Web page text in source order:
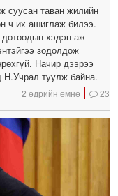
суусан таван жилийн
ч их ашиглаж билээ.
дотоодын хэдэн аж
зодолдож
Начир дээрээ
Н.Учрал туулж байна.
2 өдрийн өмнө 23